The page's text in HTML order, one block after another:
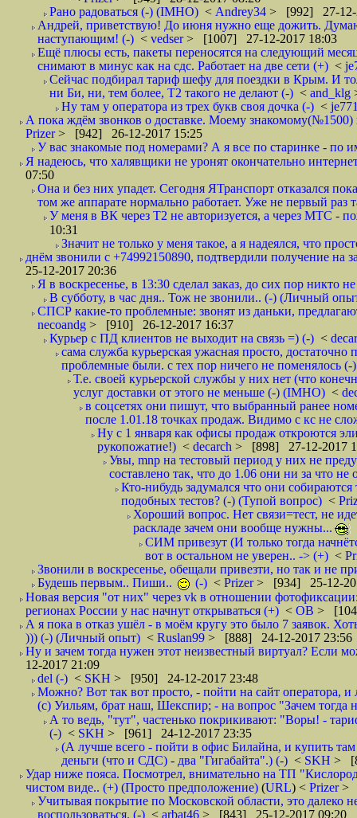
Рано радоваться (-) (IMHO) < Andrey34 > [992] 27-12-
Андрей, приветствую! До июня нужно еще дожить.
наступающим! (-) < vedser> [1007] 27-12-2017 18:03
Ещё плюсы есть, пакеты переносятся на следующий
снимают в минус как на сдс. Работает на две сети (+) <
Сейчас подбирал тариф шефу для поездки в Крым. И
ни Би, ни, тем более, Т2 такого не делают (-) < and_klg
Ну там у оператора из трех букв своя дочка (-) <
А пока ждём звонков о доставке. Моему знакомому(№1500)
Prizer> [942] 26-12-2017 15:25
У вас знакомые под номерами? А я все по старинке - по
Я надеюсь, что халявщики не уронят окончательно
07:50
Она и без них упадет. Сегодня ЯТранспорт отказался
том же аппарате нормально работает. Уже не первый раз
У меня в ВК через Т2 не авторизуется, а через МТС -
10:31
Значит не только у меня такое, а я надеялся, что
днём звонили с +74992150890, подтвердили получение на
25-12-2017 20:36
Я в воскресенье, в 13:30 сделал заказ, до сих пор никто
В субботу, в час дня.. Тож не звонили.. (-) (Личный
СПСР какие-то проблемные: звонят из даньки,
necoandg > [910] 26-12-2017 16:37
Курьер с ПД клиентов не выходит на связь =) (-) <
сама служба курьерская ужасная просто,
проблемные были. с тех пор ничего не поменялось (-)
Т.е. своей курьерской службы у них нет (что
услуг доставки от этого не меньше (-) (IMHO) <
в соцсетях они пишут, что выбранный ранее
после 1.01.18 точках продаж. Видимо с кс не
Ну с 1 января как офисы продаж откроются
рукопожатие!) < decarch > [898] 27-12-2017
Увы, mnp на тестовый период у них не
составлено так, что до 1.06 они ни за что не
Кто-нибудь задумался что они
подобных тестов? (-) (Тупой вопрос) <
Хороший вопрос. Нет связи=тест, не
раскладе зачем они вообще нужны...
СИМ привезут (И только тогда
вот в остальном не уверен.. -> (+) <
Звонили в воскресенье, обещали привезти, но так и не
Будешь первым.. Пиши..
(-) < Prizer> [934] 25-12-
Новая версия "от них" через vk в отношении
регионах России у нас начнут открываться (+) < ОВ >
А я пока в отказ ушёл - в моём кругу это было 7 заявок.
))) (-) (Личный опыт) < Ruslan99 > [888] 24-12-2017 23:56
Ну и зачем тогда нужен этот неизвестный виртуал? Если
12-2017 21:09
del (-) < SKH > [950] 24-12-2017 23:48
Можно? Вот так вот просто, - пойти на сайт оператора,
(с) Уильям, брат наш, Шекспир; - на вопрос "Зачем тогда
А то ведь, "тут", частенько покрикивают: "Воры! -
(-) < SKH > [961] 24-12-2017 23:35
(А лучше всего - пойти в офис Билайна, и купить
деньги (что и СДС) - два "Гигабайта".) (-) < SKH >
Удар ниже пояса. Посмотрел, внимательно на ТП
чистом виде.. (+) (Просто предположение) (URL) < Prizer>
Учитывая покрытие по Московской области, это далеко
воспользоваться. (-) < arbat46 > [843] 25-12-2017 09:20